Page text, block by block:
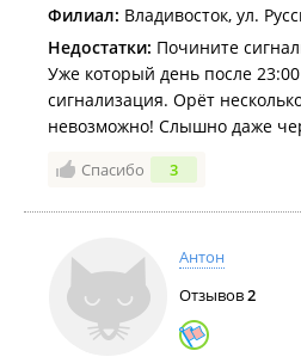
Филиал: Владивосток, ул.
Недостатки: Почините
Уже который день после
сигнализация. Орёт
невозможно! Слышно даже
Спасибо 3
Антон
Отзывов2